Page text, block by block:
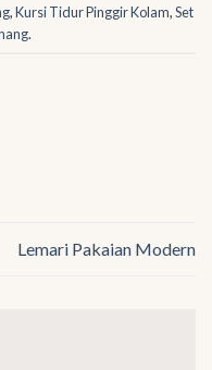
,Kursi Tidur Pinggir Kolam,Set
.
Lemari Pakaian Modern